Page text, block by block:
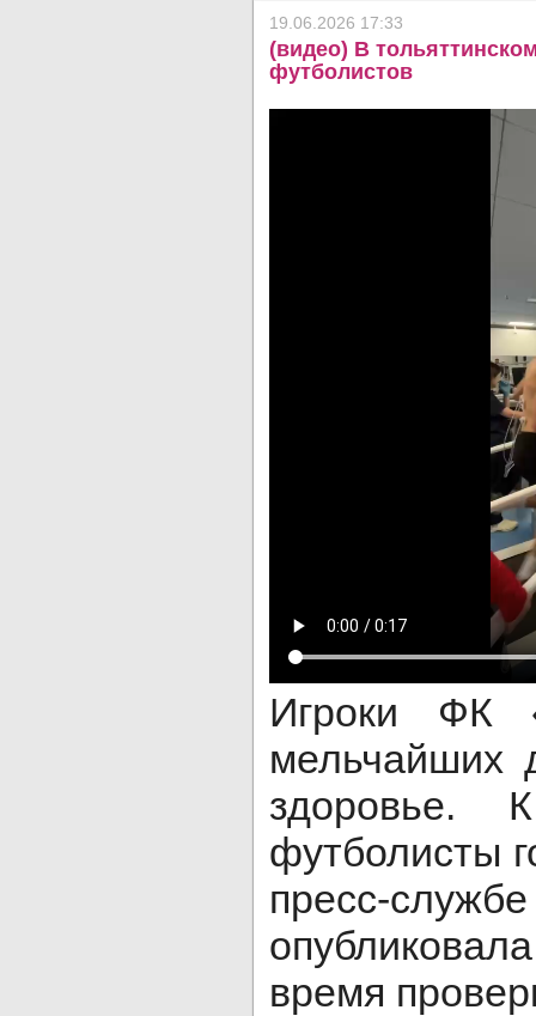
19.06.2026 17:33
(видео) В
футболистов
Игроки ФК
мельчайших
здоровье.
футболисты
пресс-
время